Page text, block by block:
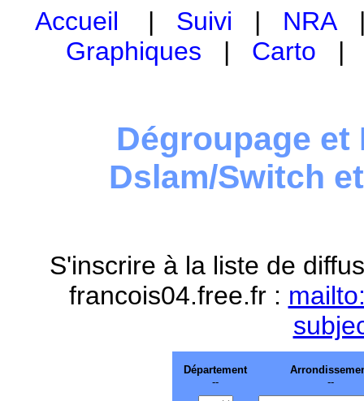
Accueil | Suivi | NRA
Graphiques | Carto
Dégroupage et
Dslam/Switch
S'inscrire à la liste de
francois04.free.fr :
Département
--
--